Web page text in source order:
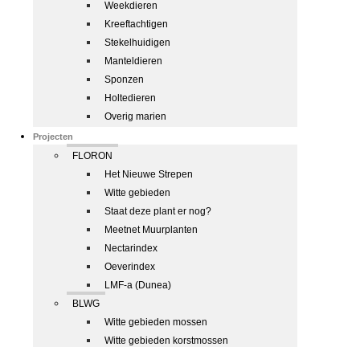
Weekdieren
Kreeftachtigen
Stekelhuidigen
Manteldieren
Sponzen
Holtedieren
Overig marien
Projecten
FLORON
Het Nieuwe Strepen
Witte gebieden
Staat deze plant er nog?
Meetnet Muurplanten
Nectarindex
Oeverindex
LMF-a (Dunea)
BLWG
Witte gebieden mossen
Witte gebieden korstmossen